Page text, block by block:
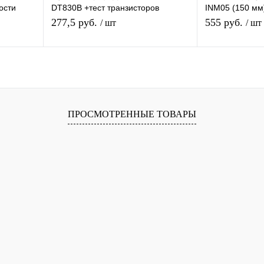
DT830B +тест транзисторов
Профессиональный
277,5 руб. / шт
В избранное В наличии
INM05 (150
Высокие
555 руб. / шт
ПРОСМОТРЕННЫЕ ТОВАРЫ